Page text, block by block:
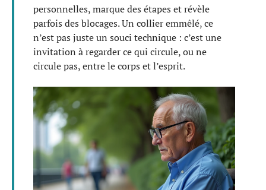
personnelles, marque des étapes et révèle
parfois des blocages. Un collier emmêlé, ce
n’est pas juste un souci technique : c’est une
invitation à regarder ce qui circule, ou ne
circule pas, entre le corps et l’esprit.